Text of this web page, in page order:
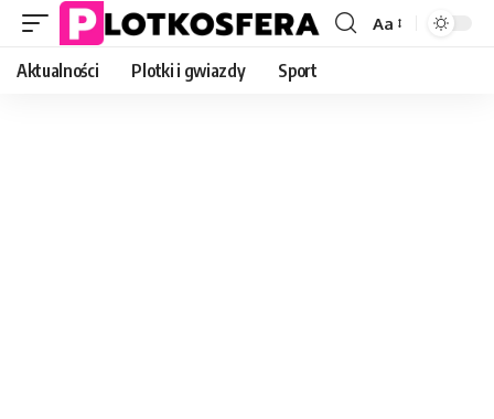
Font
Aa
Aktualności Plotki i gwiazdy Sport